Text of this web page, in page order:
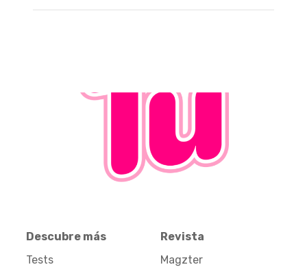
Descubre más
Tests
Revista
Magzter